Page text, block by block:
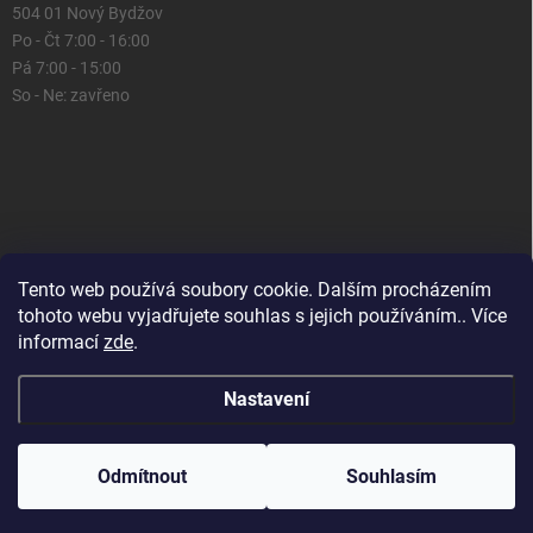
Tento web používá soubory cookie. Dalším procházením
tohoto webu vyjadřujete souhlas s jejich používáním.. Více
informací zde.
Nastavení
Odmítnout Souhlasím
504 01 Nový Bydžov
Po - Čt 7:00 - 16:00
Pá 7:00 - 15:00
So - Ne: zavřeno
Vytvořil Shoptet
Copyright 2026Domácí prostor. Všechna práva vyhrazena.Upravit